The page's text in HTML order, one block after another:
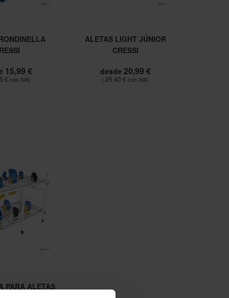
15,99 €
€
ALETAS LIGHT JÚNIOR
CRESSI
desde 20,99 €
25,40 €
PARA ALETAS